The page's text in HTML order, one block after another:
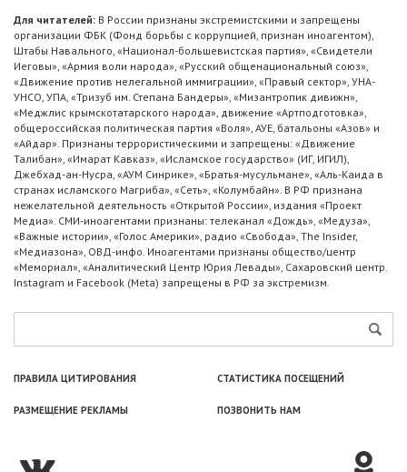
Для читателей: В России признаны экстремистскими и запрещены
организации ФБК (Фонд борьбы с коррупцией, признан иноагентом),
Штабы Навального, «Национал-большевистская партия», «Свидетели
Иеговы», «Армия воли народа», «Русский общенациональный союз»,
«Движение против нелегальной иммиграции», «Правый сектор», УНА-
УНСО, УПА, «Тризуб им. Степана Бандеры», «Мизантропик дивижн»,
«Меджлис крымскотатарского народа», движение «Артподготовка»,
общероссийская политическая партия «Воля», АУЕ, батальоны «Азов» и
«Айдар». Признаны террористическими и запрещены: «Движение
Талибан», «Имарат Кавказ», «Исламское государство» (ИГ, ИГИЛ),
Джебхад-ан-Нусра, «АУМ Синрике», «Братья-мусульмане», «Аль-Каида в
странах исламского Магриба», «Сеть», «Колумбайн». В РФ признана
нежелательной деятельность «Открытой России», издания «Проект
Медиа». СМИ-иноагентами признаны: телеканал «Дождь», «Медуза»,
«Важные истории», «Голос Америки», радио «Свобода», The Insider,
«Медиазона», ОВД-инфо. Иноагентами признаны общество/центр
«Мемориал», «Аналитический Центр Юрия Левады», Сахаровский центр.
Instagram и Facebook (Metа) запрещены в РФ за экстремизм.
ПРАВИЛА ЦИТИРОВАНИЯ СТАТИСТИКА ПОСЕЩЕНИЙ
РАЗМЕЩЕНИЕ РЕКЛАМЫ ПОЗВОНИТЬ НАМ